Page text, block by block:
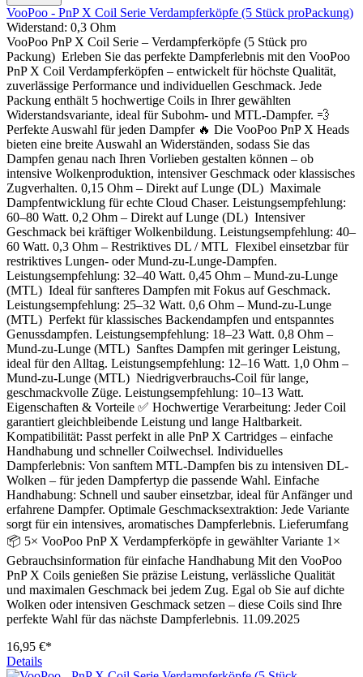
VooPoo - PnP X Coil Serie Verdampferköpfe (5 Stück proPackung)
Widerstand: 0,3 Ohm
VooPoo PnP X Coil Serie – Verdampferköpfe (5 Stück pro
Packung) Erleben Sie das perfekte Dampferlebnis mit den VooPoo
PnP X Coil Verdampferköpfen – entwickelt für höchste Qualität,
zuverlässige Performance und individuellen Geschmack. Jede
Packung enthält 5 hochwertige Coils in Ihrer gewählten
Widerstandsvariante, ideal für Subohm- und MTL-Dampfer. 💨
Perfekte Auswahl für jeden Dampfer 🔥 Die VooPoo PnP X Heads
bieten eine breite Auswahl an Widerständen, sodass Sie das
Dampfen genau nach Ihren Vorlieben gestalten können – ob
intensive Wolkenproduktion, intensiver Geschmack oder klassisches
Zugverhalten. 0,15 Ohm – Direkt auf Lunge (DL) Maximale
Dampfentwicklung für echte Cloud Chaser. Leistungsempfehlung:
60–80 Watt. 0,2 Ohm – Direkt auf Lunge (DL) Intensiver
Geschmack bei kräftiger Wolkenbildung. Leistungsempfehlung: 40–
60 Watt. 0,3 Ohm – Restriktives DL / MTL Flexibel einsetzbar für
restriktives Lungen- oder Mund-zu-Lunge-Dampfen.
Leistungsempfehlung: 32–40 Watt. 0,45 Ohm – Mund-zu-Lunge
(MTL) Ideal für sanfteres Dampfen mit Fokus auf Geschmack.
Leistungsempfehlung: 25–32 Watt. 0,6 Ohm – Mund-zu-Lunge
(MTL) Perfekt für klassisches Backendampfen und entspanntes
Genussdampfen. Leistungsempfehlung: 18–23 Watt. 0,8 Ohm –
Mund-zu-Lunge (MTL) Sanftes Dampfen mit geringer Leistung,
ideal für den Alltag. Leistungsempfehlung: 12–16 Watt. 1,0 Ohm –
Mund-zu-Lunge (MTL) Niedrigverbrauchs-Coil für lange,
geschmackvolle Züge. Leistungsempfehlung: 10–13 Watt.
Eigenschaften & Vorteile ✅ Hochwertige Verarbeitung: Jeder Coil
garantiert gleichbleibende Leistung und lange Haltbarkeit.
Kompatibilität: Passt perfekt in alle PnP X Cartridges – einfache
Handhabung und schneller Coilwechsel. Individuelles
Dampferlebnis: Von sanftem MTL-Dampfen bis zu intensiven DL-
Wolken – für jeden Dampfertyp die passende Wahl. Einfache
Handhabung: Schnell und sauber einsetzbar, ideal für Anfänger und
erfahrene Dampfer. Optimale Geschmacksextraktion: Jede Variante
sorgt für ein intensives, aromatisches Dampferlebnis. Lieferumfang
📦 5× VooPoo PnP X Verdampferköpfe in gewählter Variante 1×
Gebrauchsinformation für einfache Handhabung Mit den VooPoo
PnP X Coils genießen Sie präzise Leistung, verlässliche Qualität
und maximalen Geschmack bei jedem Zug. Egal ob Sie auf dichte
Wolken oder intensiven Geschmack setzen – diese Coils sind Ihre
perfekte Wahl für das nächste Dampferlebnis. 11.09.2025
16,95 €*
Details